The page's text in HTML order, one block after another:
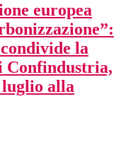
europea
la
Confindustria,
alla